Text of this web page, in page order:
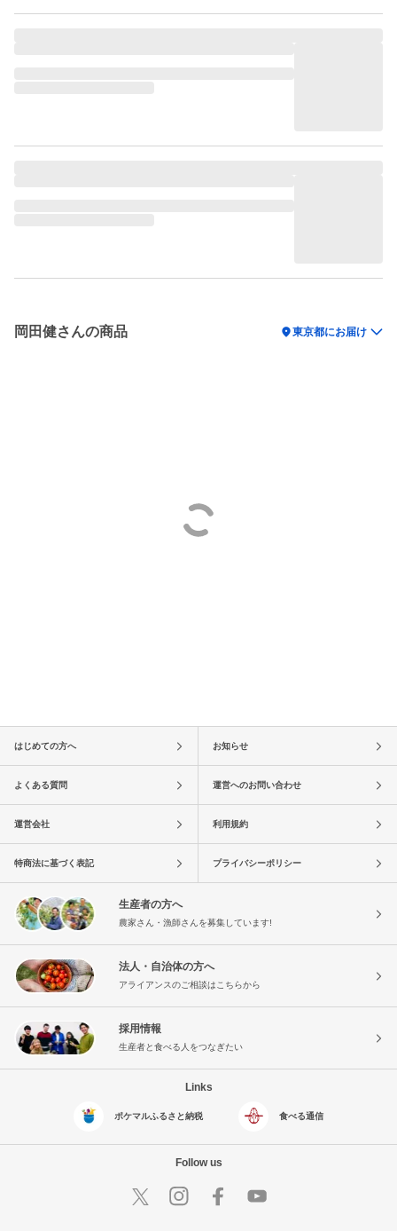
岡田健さんの商品 location_on東京都にお届け
はじめての方へ お知らせ
よくある質問 運営へのお問い合わせ
運営会社 利用規約
特商法に基づく表記 プライバシーポリシー
生産者の方へ
農家さん・漁師さんを募集しています!
法人・自治体の方へ
アライアンスのご相談はこちらから
採用情報
生産者と食べる人をつなぎたい
Links
ポケマルふるさと納税 食べる通信
Follow us